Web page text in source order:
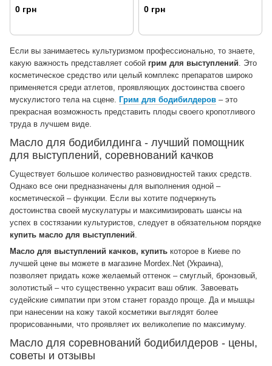
0 грн
Posing Oil, 118 мл
0 грн
Если вы занимаетесь культуризмом профессионально, то знаете,
какую важность представляет собой грим для выступлений. Это
косметическое средство или целый комплекс препаратов широко
применяется среди атлетов, проявляющих достоинства своего
мускулистого тела на сцене. Грим для бодибилдеров – это
прекрасная возможность представить плоды своего кропотливого
труда в лучшем виде.
Масло для бодибилдинга - лучший помощник
для выступлений, соревнований качков
Существует большое количество разновидностей таких средств.
Однако все они предназначены для выполнения одной –
косметической – функции. Если вы хотите подчеркнуть
достоинства своей мускулатуры и максимизировать шансы на
успех в состязании культуристов, следует в обязательном порядке
купить масло для выступлений
Масло для выступлений качков, купить которое в Киеве по
лучшей цене вы можете в магазине Mordex.Net (Украина),
позволяет придать коже желаемый оттенок – смуглый, бронзовый,
золотистый – что существенно украсит ваш облик. Завоевать
судейские симпатии при этом станет гораздо проще. Да и мышцы
при нанесении на кожу такой косметики выглядят более
прорисованными, что проявляет их великолепие по максимуму.
Масло для соревнований бодибилдеров - цены,
советы и отзывы